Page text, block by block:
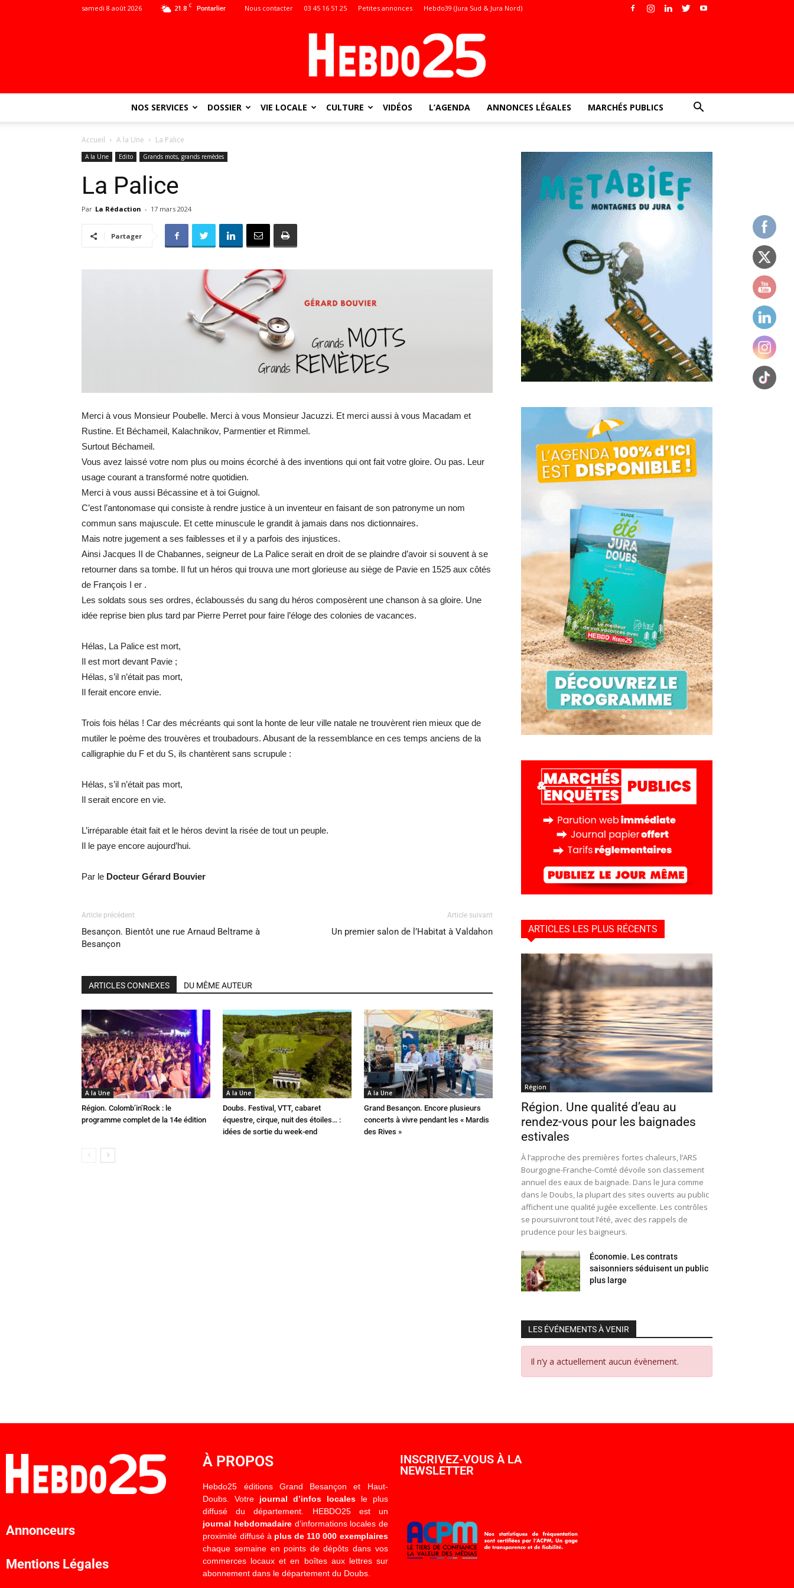
21.8 C Pontarlier
samedi 8 août 2026 Nous contacter 03 45 16 51 25 Petites annonces Hebdo39 (Jura Sud & Jura Nord)
toute
l'info
NOS SERVICES DOSSIER VIE LOCALE CULTURE VIDÉOS L’AGENDA ANNONCES LÉGALES MARCHÉS PUBLICS
Accueil A la Une La Palice
A la Une Edito Grands mots, grands remèdes
La Palice
Par La Rédaction - 17 mars 2024
Partager
Merci à vous Monsieur Poubelle. Merci à vous Monsieur Jacuzzi. Et merci aussi à vous Macadam et
Rustine. Et Béchameil, Kalachnikov, Parmentier et Rimmel.
Surtout Béchameil.
Vous avez laissé votre nom plus ou moins écorché à des inventions qui ont fait votre gloire. Ou pas. Leur
usage courant a transformé notre quotidien.
Merci à vous aussi Bécassine et à toi Guignol.
C’est l’antonomase qui consiste à rendre justice à un inventeur en faisant de son patronyme un nom
commun sans majuscule. Et cette minuscule le grandit à jamais dans nos dictionnaires.
Mais notre jugement a ses faiblesses et il y a parfois des injustices.
Ainsi Jacques II de Chabannes, seigneur de La Palice serait en droit de se plaindre d’avoir si souvent à se
retourner dans sa tombe. Il fut un héros qui trouva une mort glorieuse au siège de Pavie en 1525 aux côtés
de François I er .
Les soldats sous ses ordres, éclaboussés du sang du héros composèrent une chanson à sa gloire. Une
idée reprise bien plus tard par Pierre Perret pour faire l’éloge des colonies de vacances.
Hélas, La Palice est mort,
Il est mort devant Pavie ;
Hélas, s’il n’était pas mort,
Il ferait encore envie.
Trois fois hélas ! Car des mécréants qui sont la honte de leur ville natale ne trouvèrent rien mieux que de
mutiler le poème des trouvères et troubadours. Abusant de la ressemblance en ces temps anciens de la
calligraphie du F et du S, ils chantèrent sans scrupule :
Hélas, s’il n’était pas mort,
Il serait encore en vie.
L’irréparable était fait et le héros devint la risée de tout un peuple.
Il le paye encore aujourd’hui.
Par le Docteur Gérard Bouvier
Article précédent
Besançon. Bientôt une rue Arnaud Beltrame à
Besançon
Article suivant
Un premier salon de l’Habitat à Valdahon
ARTICLES CONNEXES DU MÊME AUTEUR
A la Une
Région. Colomb’in’Rock : le
programme complet de la 14e édition
A la Une
Doubs. Festival, VTT, cabaret
équestre, cirque, nuit des étoiles… :
idées de sortie du week-end
A la Une
Grand Besançon. Encore plusieurs
concerts à vivre pendant les « Mardis
des Rives »
ARTICLES LES PLUS RÉCENTS
Région
Région. Une qualité d’eau au
rendez-vous pour les baignades
estivales
À l’approche des premières fortes chaleurs, l’ARS
Bourgogne-Franche-Comté dévoile son classement
annuel des eaux de baignade. Dans le Jura comme
dans le Doubs, la plupart des sites ouverts au public
affichent une qualité jugée excellente. Les contrôles
se poursuivront tout l’été, avec des rappels de
prudence pour les baigneurs.
Économie. Les contrats
saisonniers séduisent un public
plus large
LES ÉVÉNEMENTS À VENIR
Il n’y a actuellement aucun évènement.
Annonceurs
Mentions Légales
À PROPOS
Hebdo25 éditions Grand Besançon et Haut-
Doubs. Votre journal d’infos localesle plus
diffusé du département. HEBDO25 est un
journal hebdomadaired’informations locales de
proximité diffusé à plus de 110 000 exemplaires
chaque semaine en points de dépôts dans vos
commerces locaux et en boîtes aux lettres sur
abonnement dans le département du Doubs.
INSCRIVEZ-VOUS À LA
NEWSLETTER